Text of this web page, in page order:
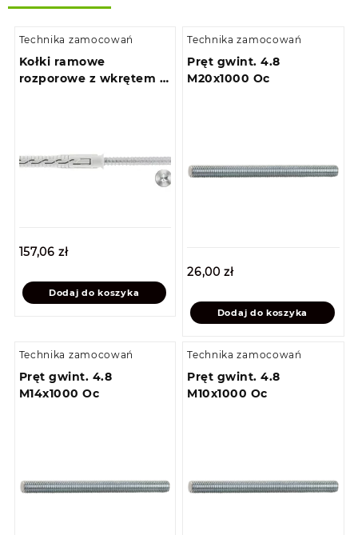
Technika zamocowań
Kołki ramowe
rozporowe z wkrętem z
157,06zł
Dodaj do koszyka
Technika zamocowań
Pręt gwint. 4.8
M20x1000 Oc
26,00zł
Dodaj do koszyka
Technika zamocowań
Pręt gwint. 4.8
M14x1000 Oc
Technika zamocowań
Pręt gwint. 4.8
M10x1000 Oc